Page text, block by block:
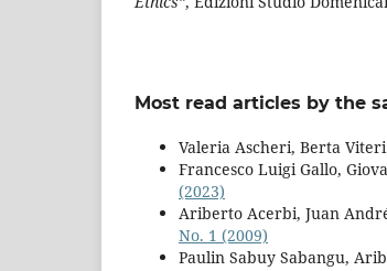
Most read articles by the
Valeria Ascheri, Berta Viteri
Francesco Luigi Gallo,
(2023)
Ariberto Acerbi, Juan
No. 1 (2009)
Paulin Sabuy Sabangu,